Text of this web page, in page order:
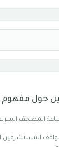
حول مفهوم
المصحف
المستشرقين